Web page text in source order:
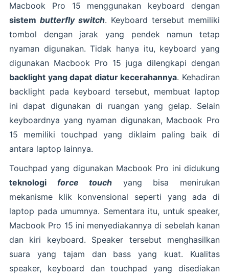
Macbook Pro 15 menggunakan keyboard dengan
sistem butterfly switch. Keyboard tersebut memiliki
tombol dengan jarak yang pendek namun tetap
nyaman digunakan. Tidak hanya itu, keyboard yang
digunakan Macbook Pro 15 juga dilengkapi dengan
backlight yang dapat diatur kecerahannya. Kehadiran
backlight pada keyboard tersebut, membuat laptop
ini dapat digunakan di ruangan yang gelap. Selain
keyboardnya yang nyaman digunakan, Macbook Pro
15 memiliki touchpad yang diklaim paling baik di
antara laptop lainnya.
Touchpad yang digunakan Macbook Pro ini didukung
teknologi force touch yang bisa menirukan
mekanisme klik konvensional seperti yang ada di
laptop pada umumnya. Sementara itu, untuk speaker,
Macbook Pro 15 ini menyediakannya di sebelah kanan
dan kiri keyboard. Speaker tersebut menghasilkan
suara yang tajam dan bass yang kuat. Kualitas
speaker, keyboard dan touchpad yang disediakan